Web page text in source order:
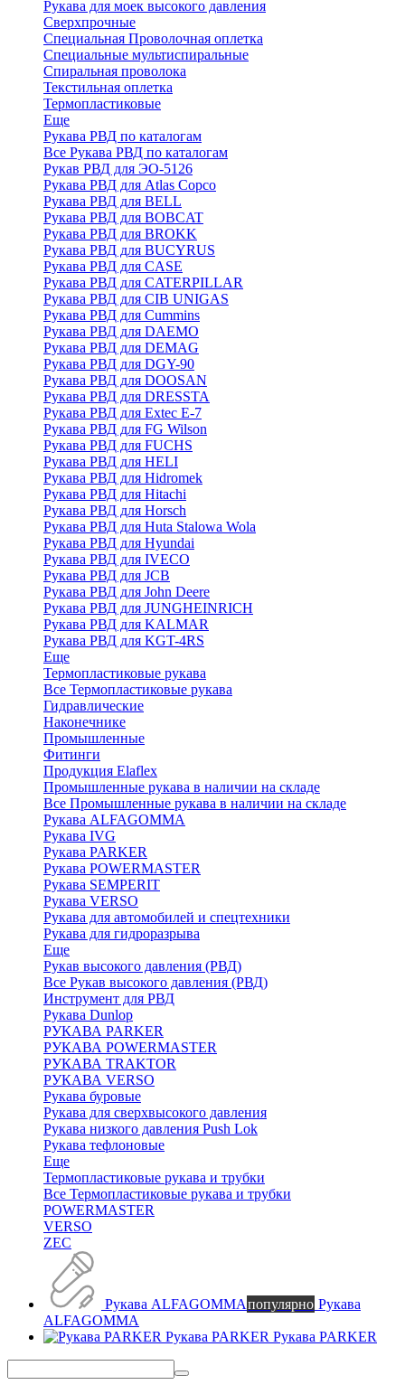
Рукава для моек высокого давления
Сверхпрочные
Специальная Проволочная оплетка
Специальные мультиспиральные
Спиральная проволока
Текстильная оплетка
Термопластиковые
Еще
Рукава РВД по каталогам
Все Рукава РВД по каталогам
Рукав РВД для ЭО-5126
Рукава РВД для Atlas Copco
Рукава РВД для BELL
Рукава РВД для BOBCAT
Рукава РВД для BROKK
Рукава РВД для BUCYRUS
Рукава РВД для CASE
Рукава РВД для CATERPILLAR
Рукава РВД для CIB UNIGAS
Рукава РВД для Cummins
Рукава РВД для DAEMO
Рукава РВД для DEMAG
Рукава РВД для DGY-90
Рукава РВД для DOOSAN
Рукава РВД для DRESSTA
Рукава РВД для Extec E-7
Рукава РВД для FG Wilson
Рукава РВД для FUCHS
Рукава РВД для HELI
Рукава РВД для Hidromek
Рукава РВД для Hitachi
Рукава РВД для Horsch
Рукава РВД для Huta Stalowa Wola
Рукава РВД для Hyundai
Рукава РВД для IVECO
Рукава РВД для JCB
Рукава РВД для John Deere
Рукава РВД для JUNGHEINRICH
Рукава РВД для KALMAR
Рукава РВД для KGT-4RS
Еще
Термопластиковые рукава
Все Термопластиковые рукава
Гидравлические
Наконечнике
Промышленные
Фитинги
Продукция Elaflex
Промышленные рукава в наличии на складе
Все Промышленные рукава в наличии на складе
Рукава ALFAGOMMA
Рукава IVG
Рукава PARKER
Рукава POWERMASTER
Рукава SEMPERIT
Рукава VERSO
Рукава для автомобилей и спецтехники
Рукава для гидроразрыва
Еще
Рукав высокого давления (РВД)
Все Рукав высокого давления (РВД)
Инструмент для РВД
Рукава Dunlop
РУКАВА PARKER
РУКАВА POWERMASTER
РУКАВА TRAKTOR
РУКАВА VERSO
Рукава буровые
Рукава для сверхвысокого давления
Рукава низкого давления Push Lok
Рукава тефлоновые
Еще
Термопластиковые рукава и трубки
Все Термопластиковые рукава и трубки
POWERMASTER
VERSO
ZEC
Рукава ALFAGOMMAпопулярно Рукава
ALFAGOMMA
Рукава PARKER Рукава PARKER